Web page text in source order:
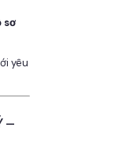
sơ
yêu
–